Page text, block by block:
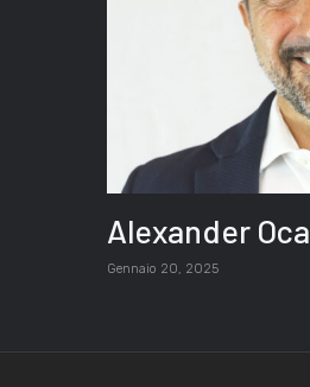
Alexander Oca
Gennaio 20, 2025